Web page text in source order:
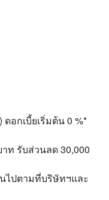
อกเบี้ยเริ่มต้น 0 %*
ท รับส่วนลด 30,000
ไปตามที่บริษัทฯและ